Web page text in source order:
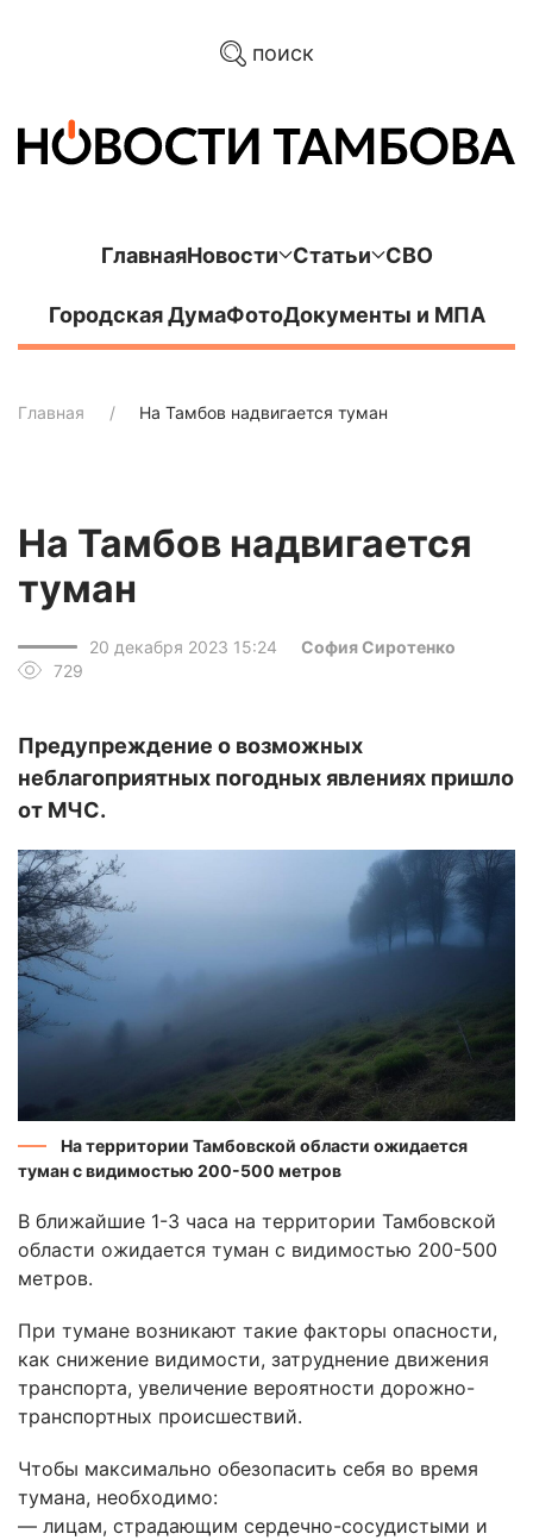
поиск
ГлавнаяНовости Статьи СВО
Городская ДумаФотоДокументы и МПА
Главная На Тамбов надвигается туман
На Тамбов надвигается
туман
20 декабря 2023 15:24
София Сиротенко
729
Предупреждение о возможных
неблагоприятных погодных явлениях пришло
от МЧС.
На территории Тамбовской области ожидается
туман с видимостью 200-500 метров
В ближайшие 1-3 часа на территории Тамбовской
области ожидается туман с видимостью 200-500
метров.
При тумане возникают такие факторы опасности,
как снижение видимости, затруднение движения
транспорта, увеличение вероятности дорожно-
транспортных происшествий.
Чтобы максимально обезопасить себя во время
тумана, необходимо:
— лицам, страдающим сердечно-сосудистыми и